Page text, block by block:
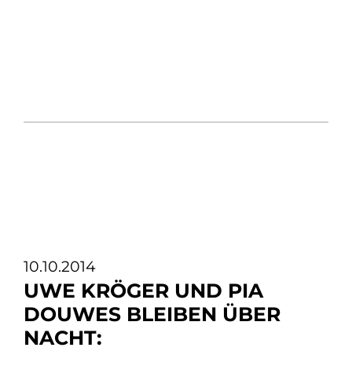
10.10.2014
UWE KRÖGER UND PIA
DOUWES BLEIBEN ÜBER
NACHT: